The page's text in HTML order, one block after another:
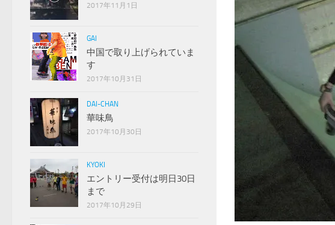
2017年11月1日
GAI
中国で取り上げられていま
す
2017年10月31日
DAI-CHAN
華味鳥
2017年10月30日
KYOKI
エントリー受付は明日30日
まで
2017年10月29日